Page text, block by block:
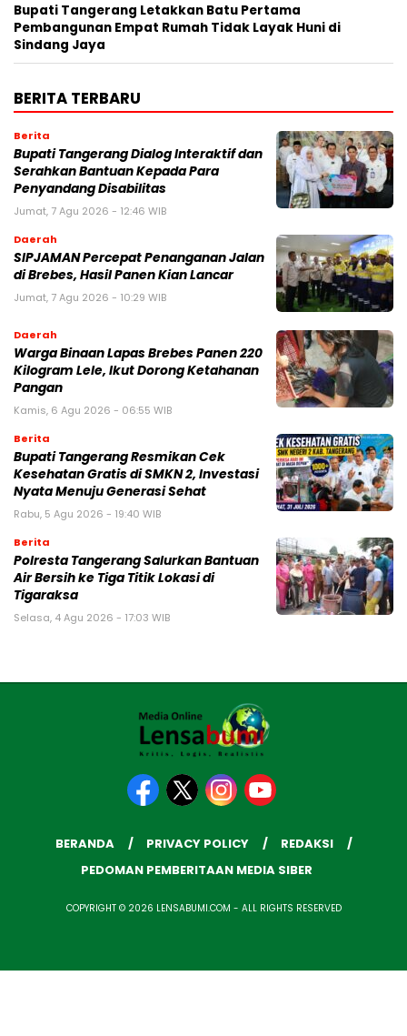
Bupati Tangerang Letakkan Batu Pertama
Pembangunan Empat Rumah Tidak Layak Huni di
Sindang Jaya
BERITA TERBARU
Berita
Bupati Tangerang Dialog Interaktif dan
Serahkan Bantuan Kepada Para
Penyandang Disabilitas
Jumat, 7 Agu 2026 - 12:46 WIB
Daerah
SIPJAMAN Percepat Penanganan Jalan
di Brebes, Hasil Panen Kian Lancar
Jumat, 7 Agu 2026 - 10:29 WIB
Daerah
Warga Binaan Lapas Brebes Panen 220
Kilogram Lele, Ikut Dorong Ketahanan
Pangan
Kamis, 6 Agu 2026 - 06:55 WIB
Berita
‎Bupati Tangerang Resmikan Cek
Kesehatan Gratis di SMKN 2, Investasi
Nyata Menuju Generasi Sehat
Rabu, 5 Agu 2026 - 19:40 WIB
Berita
Polresta Tangerang Salurkan Bantuan
Air Bersih ke Tiga Titik Lokasi di
Tigaraksa
Selasa, 4 Agu 2026 - 17:03 WIB
BERANDA PRIVACY POLICY
REDAKSI
PEDOMAN PEMBERITAAN MEDIA SIBER
COPYRIGHT © 2026 LENSABUMI.COM - ALL RIGHTS RESERVED